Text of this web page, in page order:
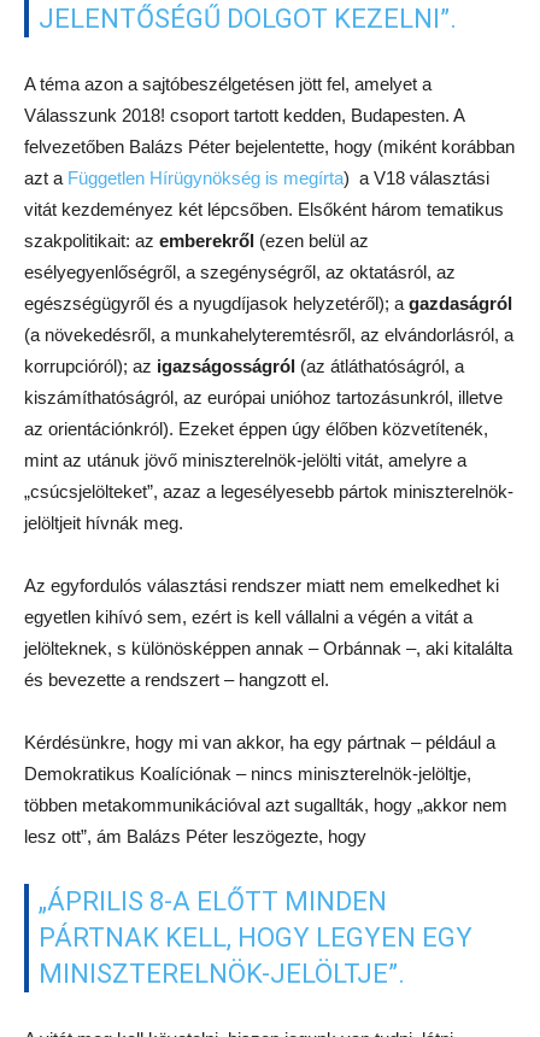
jelöltjeit hívnák meg.
Az egyfordulós választási rendszer miatt nem emelkedhet ki
egyetlen kihívó sem, ezért is kell vállalni a végén a vitát a
jelölteknek, s különösképpen annak – Orbánnak –, aki kitalálta
és bevezette a rendszert – hangzott el.
Kérdésünkre, hogy mi van akkor, ha egy pártnak – például a
Demokratikus Koalíciónak – nincs miniszterelnök-jelöltje,
többen metakommunikációval azt sugallták, hogy „akkor nem
lesz ott”, ám Balázs Péter leszögezte, hogy
„ÁPRILIS 8-A ELŐTT MINDEN
PÁRTNAK KELL, HOGY LEGYEN EGY
MINISZTERELNÖK-JELÖLTJE”.
hallani, hogy ki, mit akar – mondta, hozzátéve: a pártokat és a
médiát is meg kell győzni ennek fontosságáról. Ők fogják
végső soron kialakítani a viták végleges formáját, időpontját
stb., amiben a V18 segít.
A leendő résztvevőkről elhangzott, hogy legfeljebb hét fő lenne
megfelelő, ugyanis a nemzetközi tapasztalatok
benne részt. S hogy kinek kellene ott lennie ezen, ha most
tartanák? Balázs azt mondta:
LÁTOTT EGY PLAKÁTOT, AMELYEN
EGY DRÓTKERÍTÉST BONTANAK LE